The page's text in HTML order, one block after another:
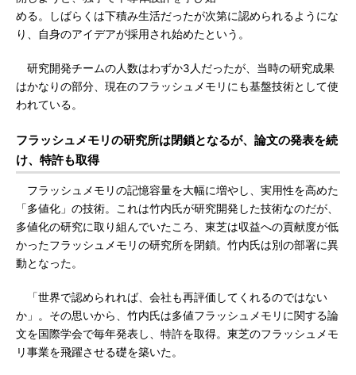
める。しばらくは下積み生活だったが次第に認められるようにな
り、自身のアイデアが採用され始めたという。
研究開発チームの人数はわずか3人だったが、当時の研究成果
はかなりの部分、現在のフラッシュメモリにも基盤技術として使
われている。
フラッシュメモリの研究所は閉鎖となるが、論文の発表を続
け、特許も取得
フラッシュメモリの記憶容量を大幅に増やし、実用性を高めた
「多値化」の技術。これは竹内氏が研究開発した技術なのだが、
多値化の研究に取り組んでいたころ、東芝は収益への貢献度が低
かったフラッシュメモリの研究所を閉鎖。竹内氏は別の部署に異
動となった。
「世界で認められれば、会社も再評価してくれるのではない
か」。その思いから、竹内氏は多値フラッシュメモリに関する論
文を国際学会で毎年発表し、特許を取得。東芝のフラッシュメモ
リ事業を飛躍させる礎を築いた。